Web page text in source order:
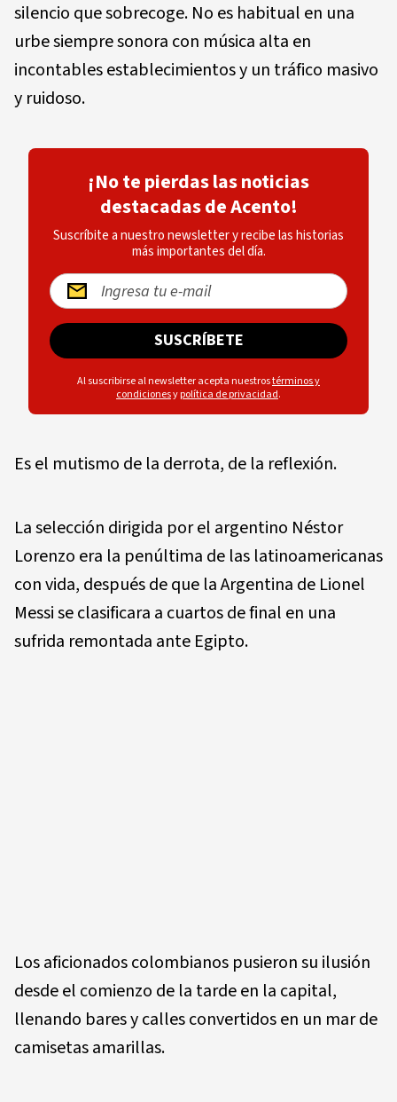
silencio que sobrecoge. No es habitual en una
urbe siempre sonora con música alta en
incontables establecimientos y un tráfico masivo
y ruidoso.
¡No te pierdas las noticias
destacadas de Acento!
Suscríbite a nuestro newsletter y recibe las historias
más importantes del día.
SUSCRÍBETE
Al suscribirse al newsletter acepta nuestrostérminos y
condicionesypolítica de privacidad.
Es el mutismo de la derrota, de la reflexión.
La selección dirigida por el argentino Néstor
Lorenzo era la penúltima de las latinoamericanas
con vida, después de que la Argentina de Lionel
Messi se clasificara a cuartos de final en una
sufrida remontada ante Egipto.
Los aficionados colombianos pusieron su ilusión
desde el comienzo de la tarde en la capital,
llenando bares y calles convertidos en un mar de
camisetas amarillas.